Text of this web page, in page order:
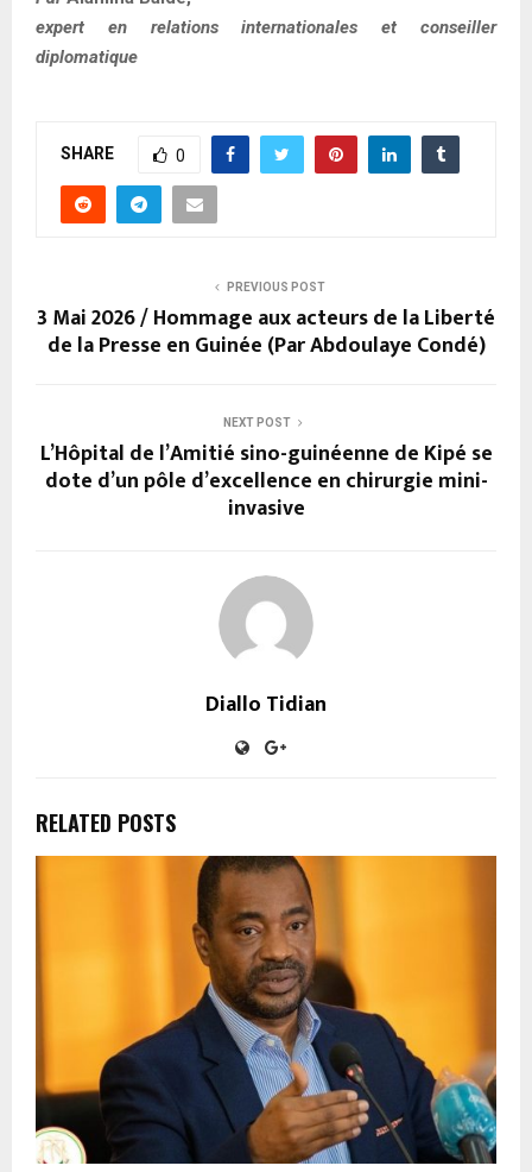
expert en relations internationaleset conseiller
diplomatique
SHARE 0
PREVIOUS POST
3 Mai 2026 / Hommage aux acteurs de la Liberté
de la Presse en Guinée (Par Abdoulaye Condé)
NEXT POST
L’Hôpital de l’Amitié sino-guinéenne de Kipé se
dote d’un pôle d’excellence en chirurgie mini-
invasive
Diallo Tidian
RELATED POSTS